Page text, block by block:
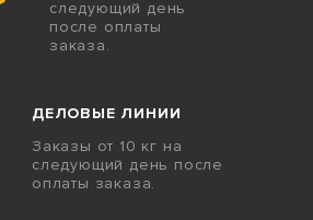
следующий день
после оплаты
заказа.
ДЕЛОВЫЕ ЛИНИИ
Заказы от 10 кг на
следующий день после
оплаты заказа.